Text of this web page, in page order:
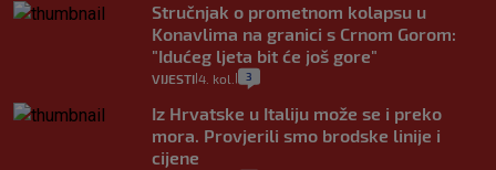
Stručnjak o prometnom kolapsu u
Konavlima na granici s Crnom Gorom:
"Idućeg ljeta bit će još gore"
VIJESTI 4. kol. 3
Iz Hrvatske u Italiju može se i preko
mora. Provjerili smo brodske linije i
cijene